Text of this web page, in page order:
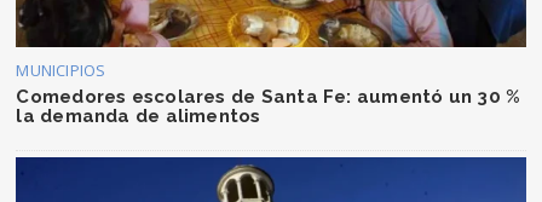
MUNICIPIOS
Comedores escolares de Santa Fe: aumentó un 30 %
la demanda de alimentos